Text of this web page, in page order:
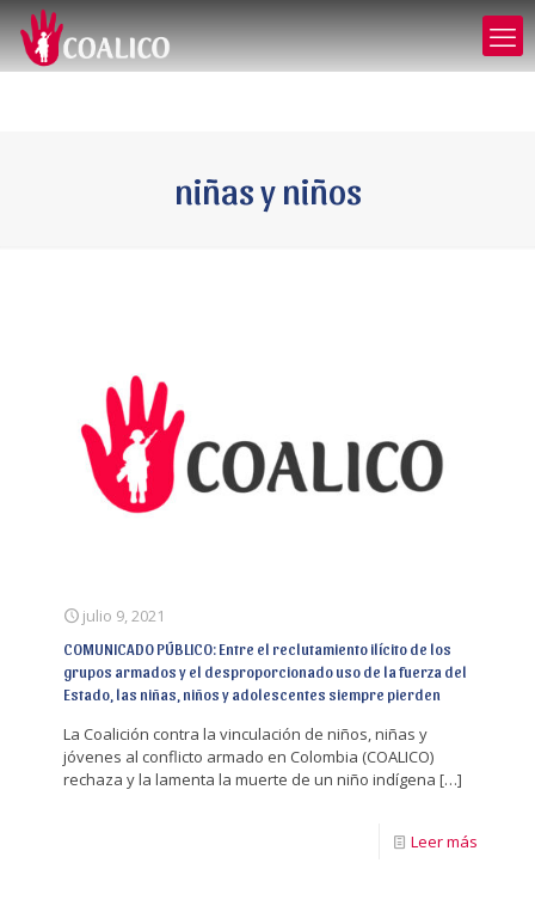
niñas y niños
julio 9, 2021
COMUNICADO PÚBLICO: Entre el reclutamiento ilícito de los
grupos armados y el desproporcionado uso de la fuerza del
Estado, las niñas, niños y adolescentes siempre pierden
La Coalición contra la vinculación de niños, niñas y
jóvenes al conflicto armado en Colombia (COALICO)
rechaza y la lamenta la muerte de un niño indígena […]
Leer más